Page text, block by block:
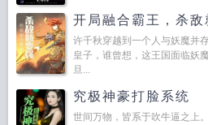
开局融合霸王，杀敌
许千秋穿越到一个人与妖魔并
皇子，谁曾想，这王国面临妖
旦...
究极神豪打脸系统
世间万物，皆系于吹牛逼之上